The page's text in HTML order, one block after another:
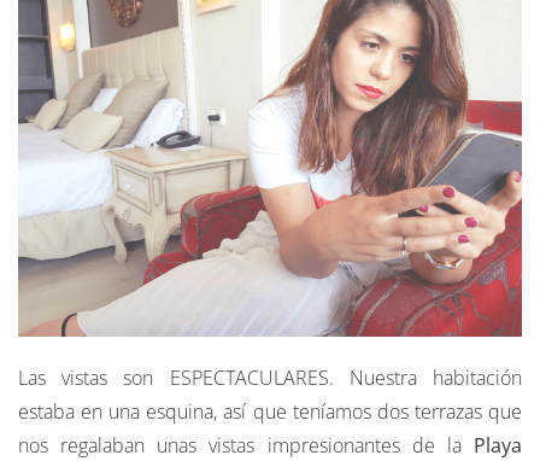
Las vistas son ESPECTACULARES. Nuestra habitación
estaba en una esquina, así que teníamos dos terrazas que
nos regalaban unas vistas impresionantes de la Playa